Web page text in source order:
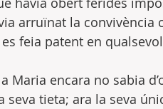
arruïnat la convivència
feia patent en
Maria encara no sabia
tieta; ara la seva